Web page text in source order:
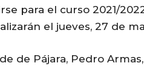
para el curso 2021/
el jueves, 27 de
de Pájara, Pedro